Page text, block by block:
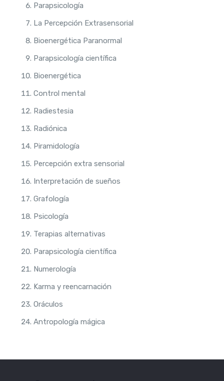
Parapsicología
La Percepción Extrasensorial
Bioenergética Paranormal
Parapsicología científica
Bioenergética
Control mental
Radiestesia
Radiónica
Piramidología
Percepción extra sensorial
Interpretación de sueños
Grafología
Psicología
Terapias alternativas
Parapsicología científica
Numerología
Karma y reencarnación
Oráculos
Antropología mágica